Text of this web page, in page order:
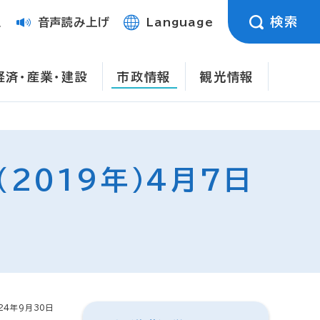
音声読み上げ Language 検索
済・産業・建設 市政情報 観光情報
2019年）4月7日
年9月30日